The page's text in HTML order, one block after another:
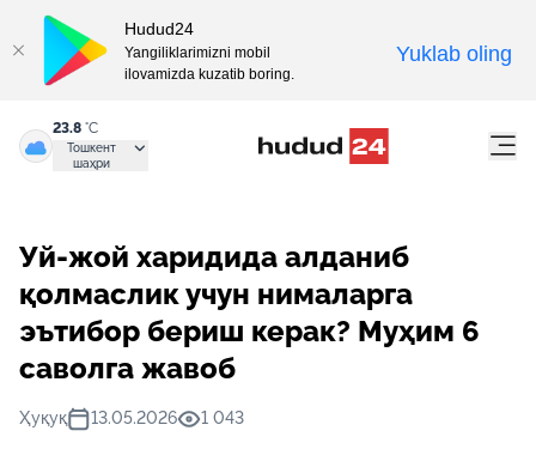
23.8 °C
Тошкент
шаҳри
Уй-жой харидида алданиб
қолмаслик учун нималарга
эътибор бериш керак? Муҳим 6
саволга жавоб
Ҳуқуқ 13.05.2026 1 043
Hudud24
Yangiliklarimizni mobil
ilovamizda kuzatib boring.
Yuklab oling